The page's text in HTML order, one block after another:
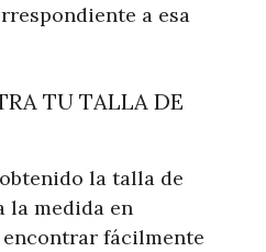
a esa
TU TALLA DE
la talla de
la medida en
fácilmente